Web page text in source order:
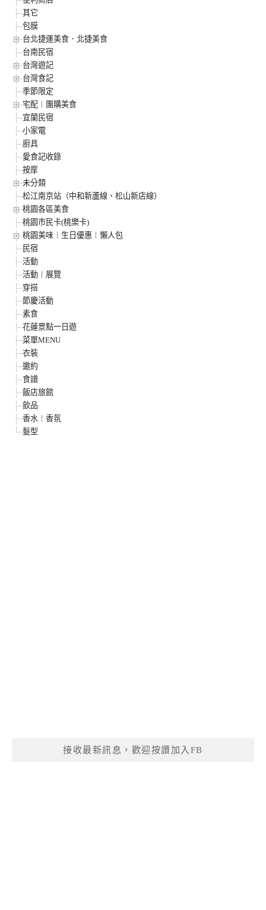
其它
包膜
台北捷運美食．北捷美食
台南民宿
台灣遊記
台灣食記
季節限定
宅配︱團購美食
宜蘭民宿
小家電
廚具
愛食記收錄
按摩
未分類
松江南京站（中和新蘆線、松山新店線）
桃園各區美食
桃園市民卡(桃樂卡)
桃園美味︱生日優惠︱懶人包
民宿
活動
活動︱展覽
穿搭
節慶活動
素食
花蓮景點一日遊
菜單MENU
衣裝
邀約
食譜
飯店旅館
飲品
香水︱香氛
髮型
接收最新訊息，歡迎按讚加入FB